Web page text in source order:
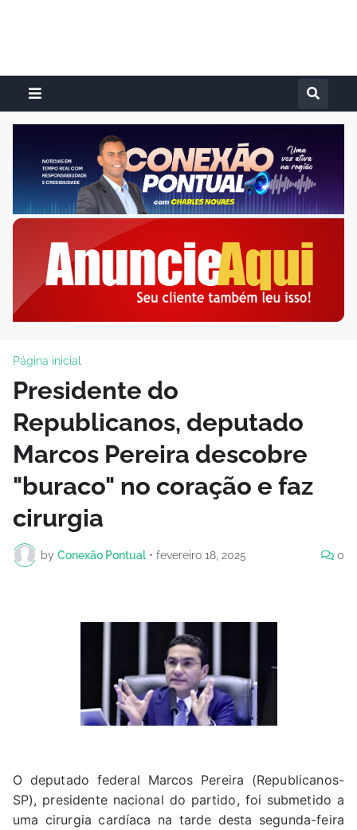
Página inicial
Presidente do
Republicanos, deputado
Marcos Pereira descobre
"buraco" no coração e faz
cirurgia
by Conexão Pontual • fevereiro 18, 2025 0
O deputado federal Marcos Pereira (Republicanos-
SP), presidente nacional do partido, foi submetido a
uma cirurgia cardíaca na tarde desta segunda-feira